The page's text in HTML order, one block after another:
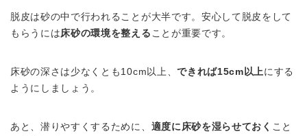
脱皮は砂の中で行われることが大半です。安心して脱皮をして
もらうには床砂の環境を整える ことが重要です。
床砂の深さは少なくとも10cm以上、できれば15cm以上 にする
ようにしましょう。
あと、潜りやすくするために、 適度に床砂を湿らせておく こと